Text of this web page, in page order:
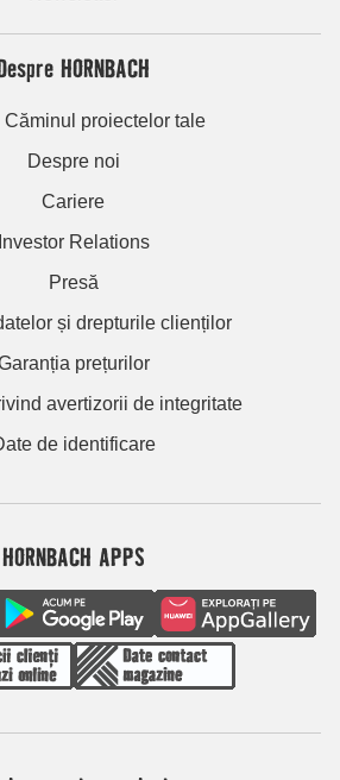
HORNBACH
Căminul proiectelor tale
Despre noi
Cariere
Investor Relations
Presă
și drepturile clienților
prețurilor
avertizorii de integritate
de identificare
HORNBACH APPS